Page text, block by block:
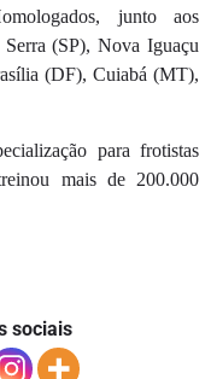
junto aos
Serra (SP), Nova Iguaçu
(DF), Cuiabá (MT),
para frotistas
mais de 200.000
sociais